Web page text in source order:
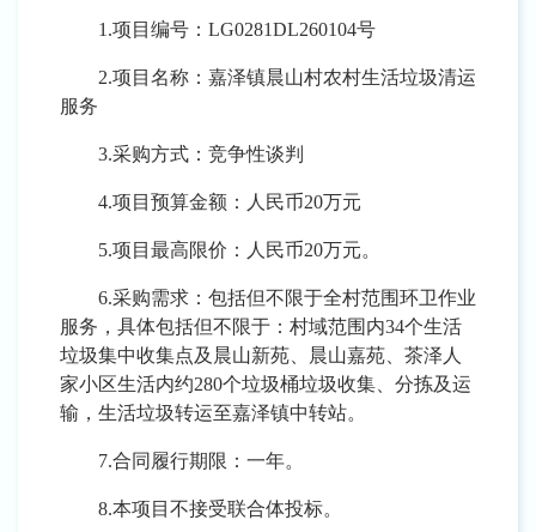
1.项目编号：LG0281DL260104号
2.项目名称：嘉泽镇晨山村农村生活垃圾清运
服务
3.采购方式：竞争性谈判
4.项目 预算金额：人民币20万元
5.项目 最高限价：人民币20万元。
6.采购需求 ： 包括但不限于全村范围环卫作业
服务，具体包括但不限于： 村域范围内34个生活
垃圾集中收集点及晨山新苑、晨山嘉苑、茶泽人
家小区生活内约280个垃圾桶垃圾收集、分拣及运
输，生活垃圾转运至嘉泽镇中转站。
7.合同履行期限： 一年。
8.本项目不接受联合体投标。